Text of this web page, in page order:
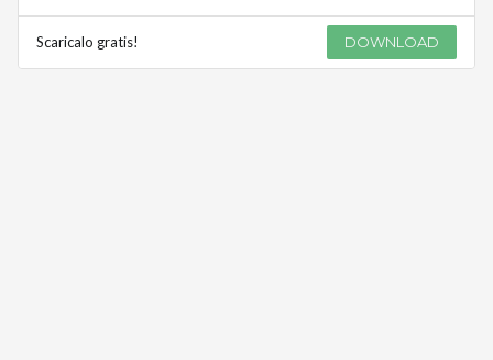
Scaricalo gratis! DOWNLOAD